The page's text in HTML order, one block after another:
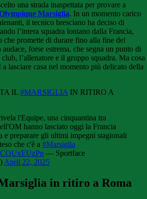
una strada inaspettata per provare a
Marsiglia. In un momento carico
il tecnico bresciano ha deciso di
l’intera squadra lontano dalla Francia,
che promette di durare fino alla fine del
forse estrema, che segna un punto di
l’allenatore e il gruppo squadra. Ma cosa
lasciare casa nel momento più delicato della
IL #MARSIGLIAIN RITIRO A
l'Equipe, una cinquantina tra
hanno lasciato oggi la Francia
e preparare gli ultimi impegni stagionali
che c'è a #Marsiglia
— Sportface
April 22, 2025
in ritiro a Roma